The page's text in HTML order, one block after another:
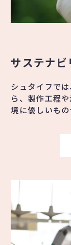
サステナビ
シュタイフで
ら、製作工程
境に優しいもの